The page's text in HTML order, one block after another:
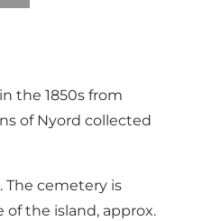
the 1850s from
of Nyord collected
The cemetery is
of the island, approx.